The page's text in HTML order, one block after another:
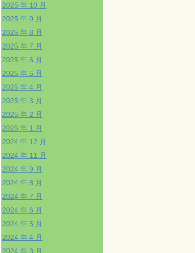
2025 年 10 月
2025 年 9 月
2025 年 8 月
2025 年 7 月
2025 年 6 月
2025 年 5 月
2025 年 4 月
2025 年 3 月
2025 年 2 月
2025 年 1 月
2024 年 12 月
2024 年 11 月
2024 年 9 月
2024 年 8 月
2024 年 7 月
2024 年 6 月
2024 年 5 月
2024 年 4 月
2024 年 3 月